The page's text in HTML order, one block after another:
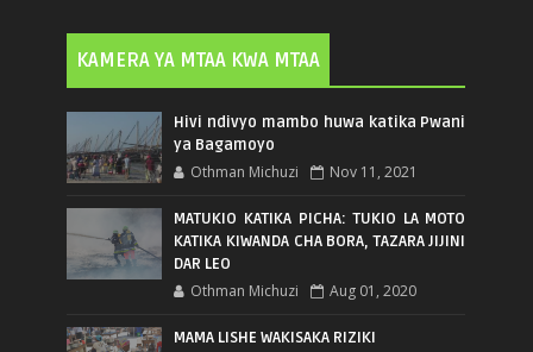
KAMERA YA MTAA KWA MTAA
Hivi ndivyo mambo huwa katika Pwani
ya Bagamoyo
Othman Michuzi Nov 11, 2021
MATUKIO KATIKA PICHA: TUKIO LA MOTO
KATIKA KIWANDA CHA BORA, TAZARA JIJINI
DAR LEO
Othman Michuzi Aug 01, 2020
MAMA LISHE WAKISAKA RIZIKI